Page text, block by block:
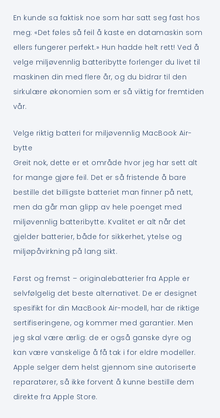
En kunde sa faktisk noe som har satt seg fast hos
meg: «Det føles så feil å kaste en datamaskin som
ellers fungerer perfekt.» Hun hadde helt rett! Ved å
velge miljøvennlig batteribytte forlenger du livet til
maskinen din med flere år, og du bidrar til den
sirkulære økonomien som er så viktig for fremtiden
vår.
Velge riktig batteri for miljøvennlig MacBook Air-
bytte
Greit nok, dette er et område hvor jeg har sett alt
for mange gjøre feil. Det er så fristende å bare
bestille det billigste batteriet man finner på nett,
men da går man glipp av hele poenget med
miljøvennlig batteribytte. Kvalitet er alt når det
gjelder batterier, både for sikkerhet, ytelse og
miljøpåvirkning på lang sikt.
Først og fremst – originalebatterier fra Apple er
selvfølgelig det beste alternativet. De er designet
spesifikt for din MacBook Air-modell, har de riktige
sertifiseringene, og kommer med garantier. Men
jeg skal være ærlig: de er også ganske dyre og
kan være vanskelige å få tak i for eldre modeller.
Apple selger dem helst gjennom sine autoriserte
reparatører, så ikke forvent å kunne bestille dem
direkte fra Apple Store.